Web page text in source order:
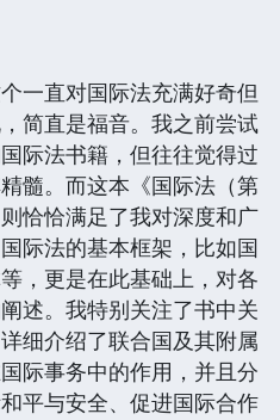
一直对国际法充满好奇但
简直是福音。我之前尝试
际法书籍，但往往觉得过
髓。而这本《国际法（第
恰恰满足了我对深度和广
际法的基本框架，比如国
，更是在此基础上，对各
述。我特别关注了书中关
细介绍了联合国及其附属
际事务中的作用，并且分
平与安全、促进国际合作